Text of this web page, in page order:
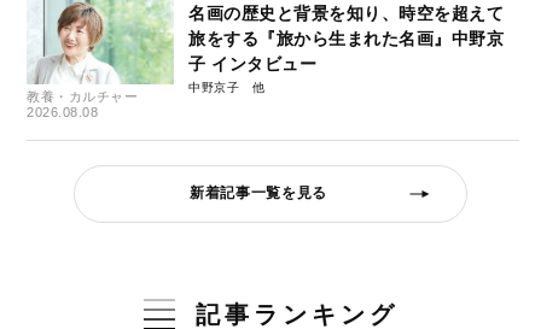
教養・カルチャー
2026.08.08
名画の歴史と背景を知り、時空を超えて
旅をする『旅から生まれた名画』中野京
子 インタビュー
中野京子
新着記事一覧を見る
記事ランキング